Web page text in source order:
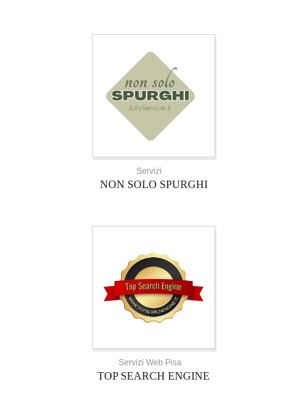
Servizi
NON SOLO SPURGHI
Servizi Web Pisa
TOP SEARCH ENGINE